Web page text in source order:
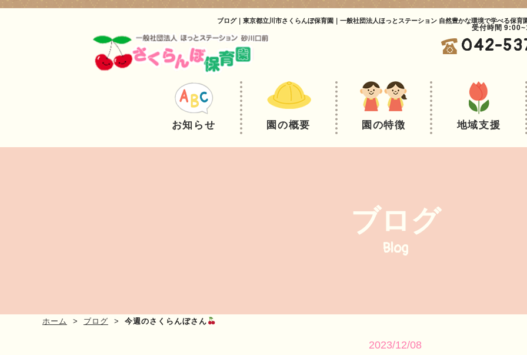
ブログ｜東京都立川市さくらんぼ保育園｜一般社団法人ほっとステーション 自然豊かな環境で学べる保育
受付時間
042-
お知らせ 園の概要 園の特徴 地域支援
ブログ
Blog
ホーム ブログ 今週のさくらんぼさん
2023/12/08